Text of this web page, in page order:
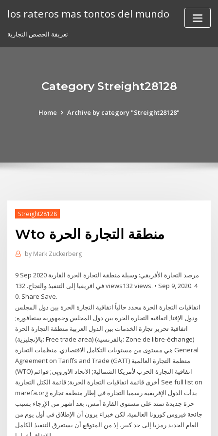
los rateros mas tontos del mundo
تعريفة الحصص التجارية
Category Streight28128
Home Archive by category "Streight28128"
Streight28128
Wto منطقة التجارة الحرة
by Mark Zuckerberg
9 Sep 2020 مرصد التجارة الأفريقي: وسيلة منطقة التجارة الحرة القارية
في افريقيا إلى التنفيذ والنجاح. 132 views132 views. • Sep 9, 2020. 4
0. Share Save.
اتفاقيات التجارة الحرة محدد حالياً اتفاقية التجارة الحرة بين دول المجلس
ودول الإفتا; اتفاقية التجارة الحرة بين دول المجلس وجمهورية سنغافورة;
اتفاقية تحرير تجارة الخدمات بين الدول العربية منطقة التجارة الحرة
(بالإنجليزية: Free trade area)‏ (بالفرنسية: Zone de libre-échange)‏
هي مستوى من مستويات التكامل الاقتصادي. منظمات التجارة General
Agreement on Tariffs and Trade (GATT) منظمة التجارة العالمية
(WTO) اتفاقية التجارة الحرب لأمريكا الشمالية; الاتحاد الاوروپي; قوائم
أخرى قائمة اتفاقيات التجارة الحربة; قائمة الكتل التجارية See full list on
marefa.org بدأت الدول الإفريقية رسميا التجارة في إطار منطقة تجارة
حرة جديدة تمتد على مستوى القارة أمس، بعد أشهر من الإرجاء بسبب
جائحة فيروس كورونا العالمية. لكن خبراء يرون أن الإطلاق في أول يوم من
العام الجديد رمزيا إلى حد كبير، إذ من المتوقع أن يستغرق التنفيذ الكامل